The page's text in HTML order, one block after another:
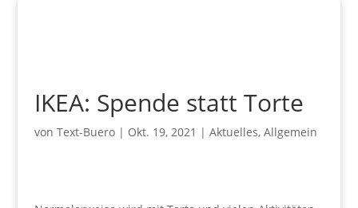
IKEA: Spende statt Torte
von Text-Buero| Okt. 19, 2021 | Aktuelles, Allgemein